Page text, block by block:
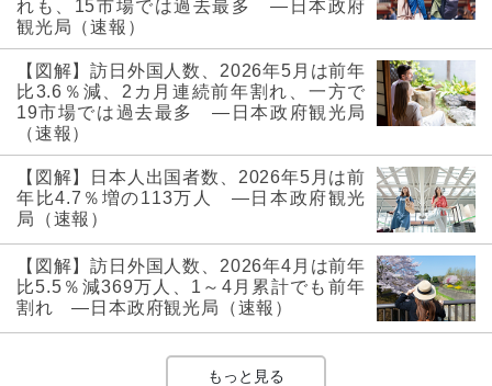
れも、15市場では過去最多 ―日本政府
観光局（速報）
【図解】訪日外国人数、2026年5月は前年
比3.6％減、2カ月連続前年割れ、一方で
19市場では過去最多 ―日本政府観光局
（速報）
【図解】日本人出国者数、2026年5月は前
年比4.7％増の113万人 ―日本政府観光
局（速報）
【図解】訪日外国人数、2026年4月は前年
比5.5％減369万人、1～4月累計でも前年
割れ ―日本政府観光局（速報）
もっと見る